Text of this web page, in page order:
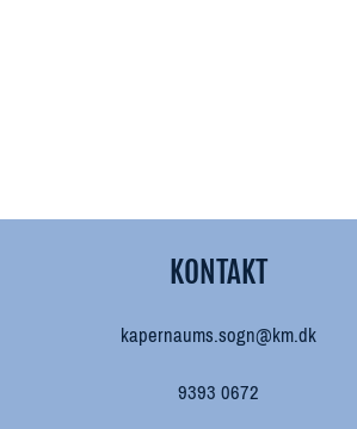
KONTAKT
kapernaums.sogn@km.dk
9393 0672